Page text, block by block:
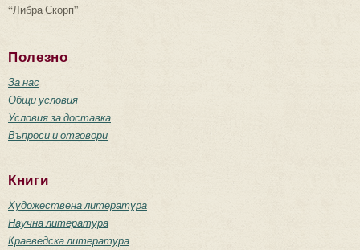
“Либра Скорп”
Полезно
За нас
Общи условия
Условия за доставка
Въпроси и отговори
Книги
Художествена литература
Научна литература
Краеведска литература